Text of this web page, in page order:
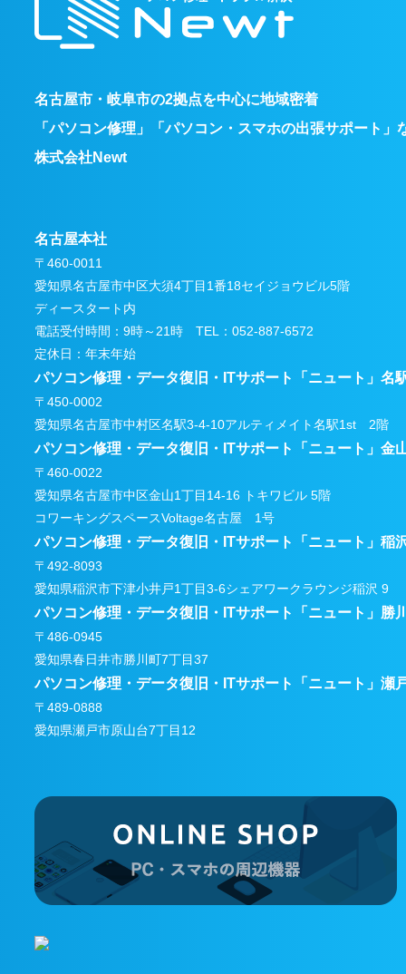
名古屋市・岐阜市の2拠点を中心に地域密着
「パソコン修理」「パソコン・スマホの出張サポート」
株式会社Newt
名古屋本社
〒460-0011
愛知県名古屋市中区大須4丁目1番18セイジョウビル5階
ディースタート内
電話受付時間：9時～21時 TEL：052-887-6572
定休日：年末年始
パソコン修理・データ復旧・ITサポート 「ニュート」名
〒450-0002
愛知県名古屋市中村区名駅3-4-10アルティメイト名駅1st 2階
パソコン修理・データ復旧・ITサポート 「ニュート」金
〒460-0022
愛知県名古屋市中区金山1丁目14-16 トキワビル 5階
コワーキングスペースVoltage名古屋 1号
パソコン修理・データ復旧・ITサポート 「ニュート」稲
〒492-8093
愛知県稲沢市下津小井戸1丁目3-6シェアワークラウンジ稲沢 9
パソコン修理・データ復旧・ITサポート 「ニュート」勝
〒486-0945
愛知県春日井市勝川町7丁目37
パソコン修理・データ復旧・ITサポート 「ニュート」瀬
〒489-0888
愛知県瀬戸市原山台7丁目12